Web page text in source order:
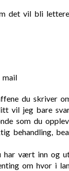
det vil bli
du skriver
vil jeg bare
som du
behandling,
har vært inn og
om hvor i